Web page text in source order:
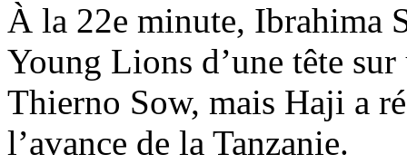
À la 22e minute, Ibrahima
Young Lions d’une tête
Thierno Sow, mais Haji a
l’avance de la Tanzanie.